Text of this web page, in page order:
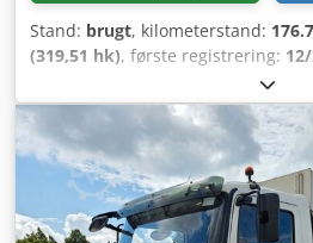
Stand: brugt, kilometerstand:
(319,51 hk), første registrering:
26.000 kg,
aksler, næste syn (TÜV):03/2026,
emissionsklasse:
Euro 6, Udstyr:
stabilitetsprogram (ESP),
navigationssystem, RIO Box, LGS
BrakeMatic, MAN Tronic, ASR,
styrbar/løftbar efterløbsaksel, 3-